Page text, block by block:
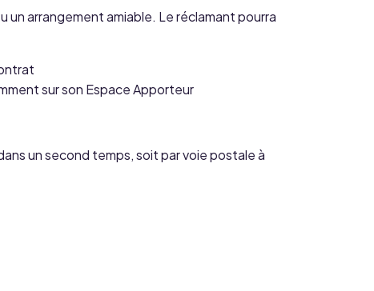
un arrangement amiable. Le réclamant pourra
sur son Espace Apporteur
un second temps, soit par voie postale à